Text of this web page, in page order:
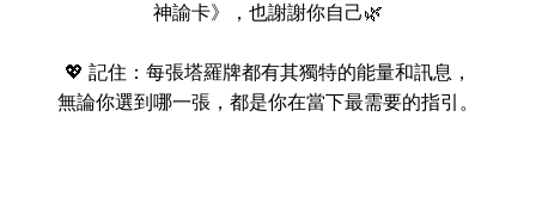
神諭卡》，也謝謝你自己🌿
💖 記住：每張塔羅牌都有其獨特的能量和訊息，
無論你選到哪一張，都是你在當下最需要的指引。